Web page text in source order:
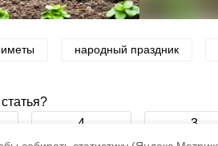
народный праздник
4 3